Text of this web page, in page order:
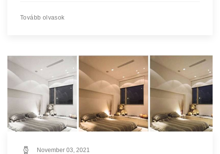
Tovább olvasok
November 03, 2021